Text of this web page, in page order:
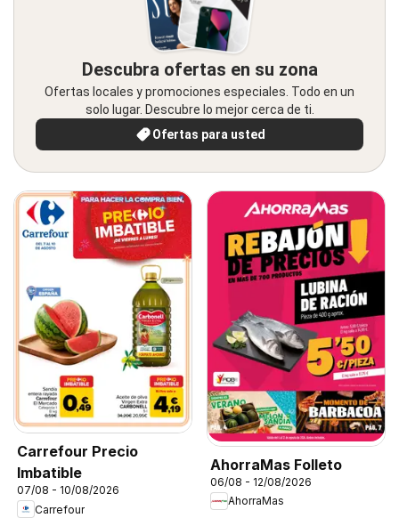
Descubra ofertas en su zona
Ofertas locales y promociones especiales. Todo en un
solo lugar. Descubre lo mejor cerca de ti.
Ofertas para usted
Carrefour Precio
Imbatible
07/08 - 10/08/2026
Carrefour
AhorraMas Folleto
06/08 - 12/08/2026
AhorraMas